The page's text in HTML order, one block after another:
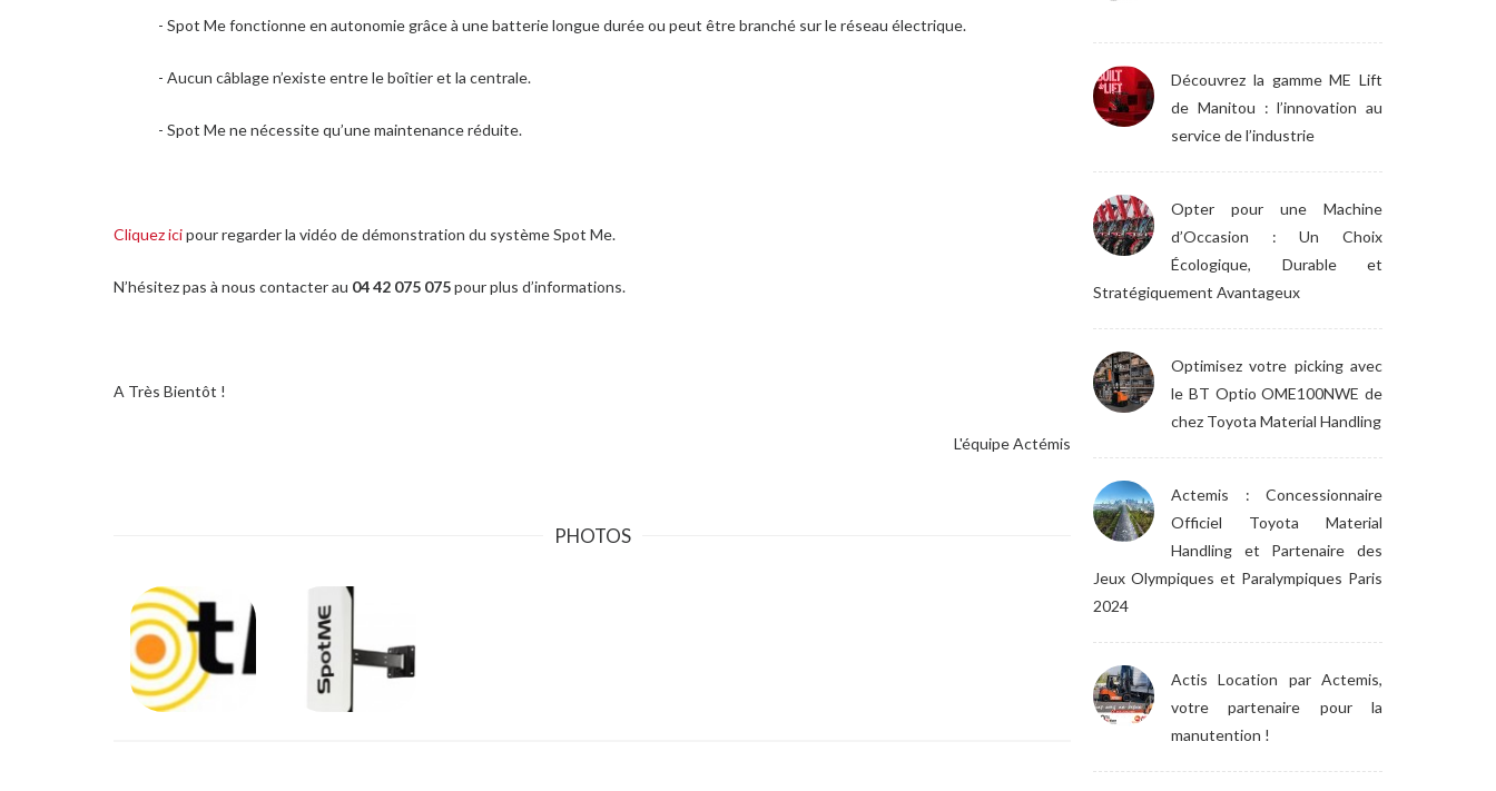
- Spot Me fonctionne en autonomie grâce à une batterie longue durée ou peut être branché sur le réseau électrique.
- Aucun câblage n’existe entre le boîtier et la centrale.
- Spot Me ne nécessite qu’une maintenance réduite.
Cliquez icipour regarder la vidéo de démonstration du système Spot Me.
N’hésitez pas à nous contacter au 04 42 075 075pour plus d’informations.
A Très Bientôt !
L'équipe Actémis
PHOTOS
Découvrez la gamme ME Lift
de Manitou : l’innovation au
service de l’industrie
Opter pour une Machine
d’Occasion : Un Choix
Écologique, Durable et
Stratégiquement Avantageux
Optimisez votre picking avec
le BT Optio OME100NWE de
chez Toyota Material Handling
Actemis : Concessionnaire
Officiel Toyota Material
Handling et Partenaire des
Jeux Olympiques et Paralympiques Paris
2024
Actis Location par Actemis,
votre partenaire pour la
manutention !